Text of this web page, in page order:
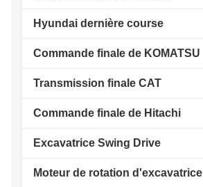
Hyundai dernière course
Commande finale de KOMATSU
Transmission finale CAT
Commande finale de Hitachi
Excavatrice Swing Drive
Moteur de rotation d'excavatrice